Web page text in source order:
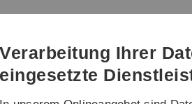
Verarbeitung Ihrer
eingesetzte